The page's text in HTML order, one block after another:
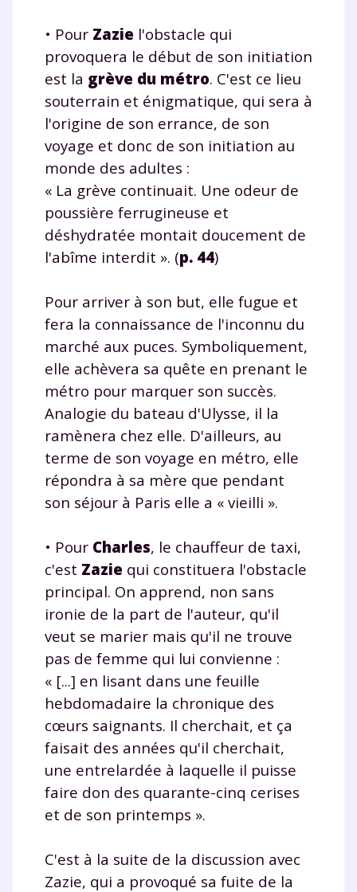
• Pour Zazie l'obstacle qui
provoquera le début de son initiation
est la grève du métro. C'est ce lieu
souterrain et énigmatique, qui sera à
l'origine de son errance, de son
voyage et donc de son initiation au
monde des adultes :
« La grève continuait. Une odeur de
poussière ferrugineuse et
déshydratée montait doucement de
l'abîme interdit ». (p. 44)
Pour arriver à son but, elle fugue et
fera la connaissance de l'inconnu du
marché aux puces. Symboliquement,
elle achèvera sa quête en prenant le
métro pour marquer son succès.
Analogie du bateau d'Ulysse, il la
ramènera chez elle. D'ailleurs, au
terme de son voyage en métro, elle
répondra à sa mère que pendant
son séjour à Paris elle a « vieilli ».
• Pour Charles, le chauffeur de taxi,
c'est Zazie qui constituera l'obstacle
principal. On apprend, non sans
ironie de la part de l'auteur, qu'il
veut se marier mais qu'il ne trouve
pas de femme qui lui convienne :
« [...] en lisant dans une feuille
hebdomadaire la chronique des
cœurs saignants. Il cherchait, et ça
faisait des années qu'il cherchait,
une entrelardée à laquelle il puisse
faire don des quarante-cinq cerises
et de son printemps ».
C'est à la suite de la discussion avec
Zazie, qui a provoqué sa fuite de la
et de réussir votre
année scolaire ?
Testez gratuitement
pendant 24h notre
plateforme de soutien
scolaire !
Fiches de cours et vidéos
Unespace dédié aux parentspour
suivre les progrès